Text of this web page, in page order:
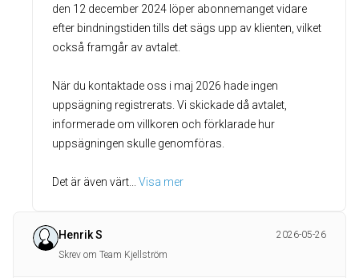
den 12 december 2024 löper abonnemanget vidare
efter bindningstiden tills det sägs upp av klienten, vilket
också framgår av avtalet.
När du kontaktade oss i maj 2026 hade ingen
uppsägning registrerats. Vi skickade då avtalet,
informerade om villkoren och förklarade hur
uppsägningen skulle genomföras.
Det är även värt Visa mer
Henrik S
2026-05-26
Skrev om Team Kjellström